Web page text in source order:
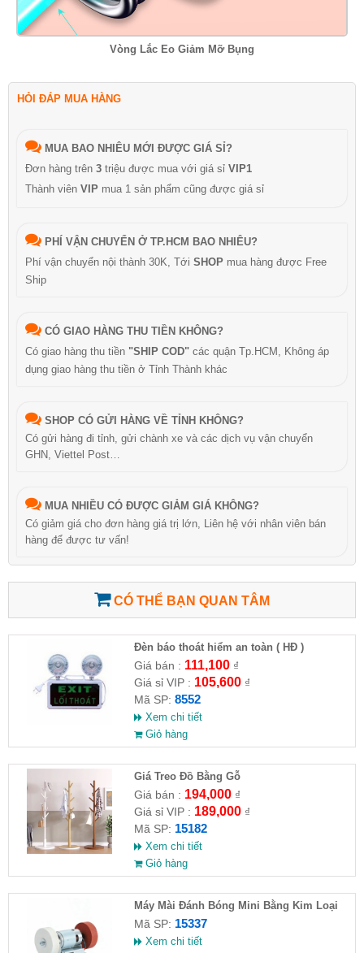
Vòng Lắc Eo Giảm Mỡ Bụng
HỎI ĐÁP MUA HÀNG
MUA BAO NHIÊU MỚI ĐƯỢC GIÁ SỈ?
Đơn hàng trên 3 triệu được mua với giá sỉ VIP1
Thành viên VIP mua 1 sản phẩm cũng được giá sỉ
PHÍ VẬN CHUYỂN Ở TP.HCM BAO NHIÊU?
Phí vận chuyển nội thành 30K, Tới SHOP mua hàng được Free
Ship
CÓ GIAO HÀNG THU TIỀN KHÔNG?
Có giao hàng thu tiền "SHIP COD" các quận Tp.HCM, Không áp
dụng giao hàng thu tiền ở Tỉnh Thành khác
SHOP CÓ GỬI HÀNG VỀ TỈNH KHÔNG?
Có gửi hàng đi tỉnh, gửi chành xe và các dịch vụ vận chuyển
GHN, Viettel Post…
MUA NHIỀU CÓ ĐƯỢC GIẢM GIÁ KHÔNG?
Có giảm giá cho đơn hàng giá trị lớn, Liên hệ với nhân viên bán
hàng để được tư vấn!
CÓ THỂ BẠN QUAN TÂM
Đèn báo thoát hiểm an toàn ( HĐ )
Giá bán : 111,100₫
Giá sỉ VIP : 105,600₫
Mã SP: 8552
Xem chi tiết
Giỏ hàng
Giá Treo Đồ Bằng Gỗ
Giá bán : 194,000₫
Giá sỉ VIP : 189,000₫
Mã SP: 15182
Xem chi tiết
Giỏ hàng
Máy Mài Đánh Bóng Mini Bằng Kim Loại
Mã SP: 15337
Xem chi tiết